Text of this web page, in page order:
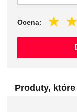
Ocena:
Produty,